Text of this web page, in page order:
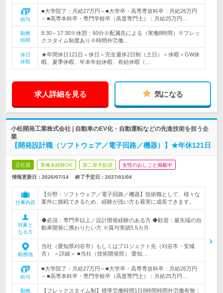
給与
■大学院了：月給27万円～■大学卒・高専専攻科卒：月給26万円
～■高専本科卒・専門学校卒（高度専門士）：月給25万円…
勤務
時間
8:30～17:30※休憩：60分※配属先による（実働8時間）※フレッ
クスタイム制度あり※時間外労働…
休日
休暇
★年間休日121日＜休日＞完全週休2日制（土日）＜休暇＞GW休
暇、夏季休暇、年末年始休暇、有給休暇（…
求人詳細を見る 気になる
小松開発工業株式会社 | 自動車のEV化・自動運転などの先進技術を担う企
業
【開発設計職（ソフトウェア／電子回路／機器）】★年休121日
正社員 業種未経験OK 第二新卒歓迎 女性のおしごと掲載中
情報更新日：2026/07/14 終了予定日： 2027/01/04
仕事内容
【分野：ソフトウェア／電子回路／機器】技術職として、様々な
案件に挑戦できるため、経験が浅い方も着実に成長できます。
対象と
なる方
◆必須：専門卒以上／設計開発経験のある方 ◆歓迎：最先端の自
動車開発に携わりたい方 ※賞与実績5.5カ月
勤務地
当社（愛知県刈谷市）もしくはプロジェクト先（刈谷市・安城
市） ＜詳細＞ ■当社（技術開発部） 愛知…
給与
■大学院了：月給27万円～■大学卒・高専専攻科卒：月給26万円
～■高専本科卒・専門学校卒（高度専門士）：月給25万円…
勤務
【フレックスタイム制】標準労働時間1日8時間時間外労働有無：